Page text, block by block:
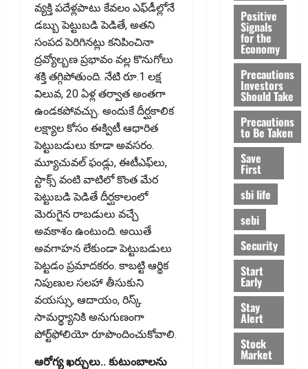
వ్యక్తి పదేళ్లపాటు కేవలం ఎఫ్‌డీల్లోనే
డబ్బు పెట్టుబడి పెడితే, అతని
సంపద పెరిగినట్లు కనిపించినా
ద్రవ్యోల్బణ ప్రభావం వల్ల కొనుగోలు
శక్తి తగ్గిపోతుంది. నేటి రూ.1 లక్ష
విలువ, 20 ఏళ్ల తర్వాత అంతగా
ఉండకపోవచ్చు. అందుకే దీర్ఘకాలిక
లక్ష్యాల కోసం ఈక్విటీ ఆధారిత
పెట్టుబడులు కూడా అవసరం.
మ్యూచువల్‌ ఫండ్లు, ఈటీఎఫ్‌లు,
స్టాక్స్‌ వంటి వాటిలో కొంత మేర
పెట్టుబడి పెడితే దీర్ఘకాలంలో
మెరుగైన రాబడులు వచ్చే
అవకాశం ఉంటుంది. అయితే
అవగాహన లేకుండా పెట్టుబడులు
పెట్టడం ప్రమాదకరం. కాబట్టి ఆర్థిక
నిపుణుల సలహా తీసుకుని
వయస్సు, ఆదాయం, రిస్క్‌
సామర్థ్యానికి అనుగుణంగా
పోర్ట్‌ఫోలియో రూపొందించుకోవాలి.
ఆరోగ్య ఖర్చులు.. కుటుంబాలను
Positive
Signals
for the
Economy
Precautions
Investors
Should Take
Precautions
to Be Taken
Save
First
sbi life
sebi
Security
Start
Early
Stay
Alert
Stock
Market